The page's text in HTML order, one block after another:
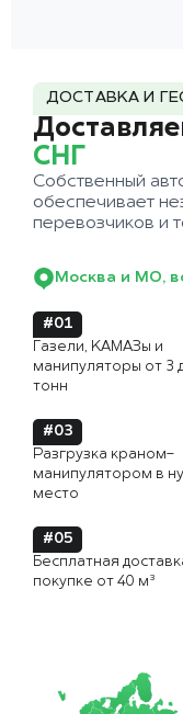
ДОСТАВКА И
СНГ
Собственный
обеспечивает
перевозчиков и
Москва и МО,
#01
Газели, КАМАЗы и
манипуляторы от 3
тонн
#03
Разгрузка краном-
манипулятором в
место
#05
Бесплатная
покупке от 40 м³